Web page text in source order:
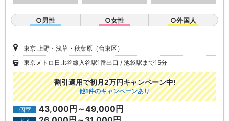
○男性 ○女性 ○外国人
東京 上野・浅草・秋葉原（台東区）
東京メトロ日比谷線入谷駅1番出口
池袋駅まで15分
割引適用で初月2万円キャンペーン中!
他1件のキャンペーンあり
個室 43,000円～49,000円